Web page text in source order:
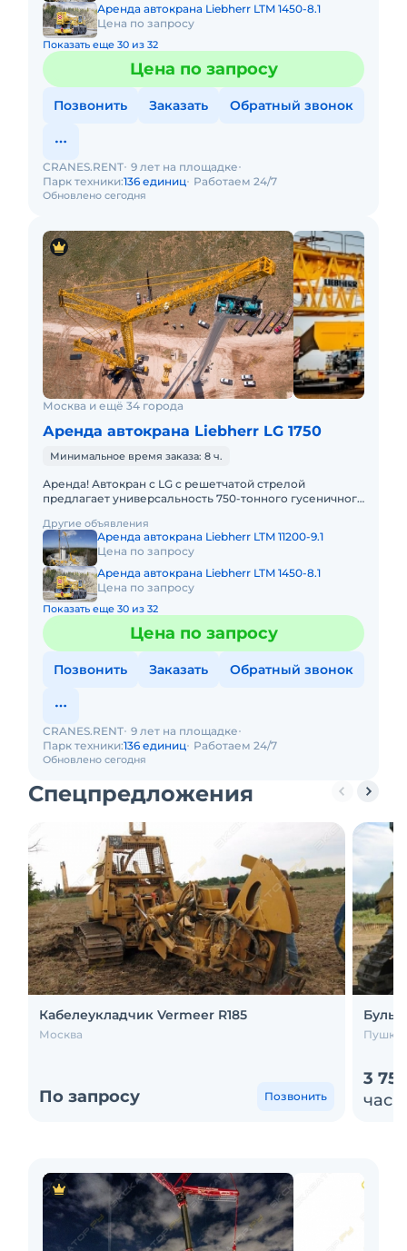
Аренда автокрана Liebherr LTM 1450-8.1
Цена по запросу
Показать еще 30 из 32
Цена по запросу
Позвонить Заказать Обратный звонок
Обновлено сегодня
CRANES.RENT 9 лет на площадке
Парк техники:136 единиц Работаем 24/7
Москва и ещё 34 города
Аренда автокрана Liebherr LG 1750
Минимальное время заказа: 8 ч.
Аренда! Автокран с LG с решетчатой стрелой
предлагает универсальность 750-тонного гусеничного
автокрана. LIEBHER
Другие объявления
Аренда автокрана Liebherr LTM 11200-9.1
Цена по запросу
Аренда автокрана Liebherr LTM 1450-8.1
Цена по запросу
Показать еще 30 из 32
Цена по запросу
Позвонить Заказать Обратный звонок
Обновлено сегодня
CRANES.RENT 9 лет на площадке
Парк техники:136 единиц Работаем 24/7
Спецпредложения
Кабелеукладчик Vermeer R185
Москва
По запросу Позвонить
3
час